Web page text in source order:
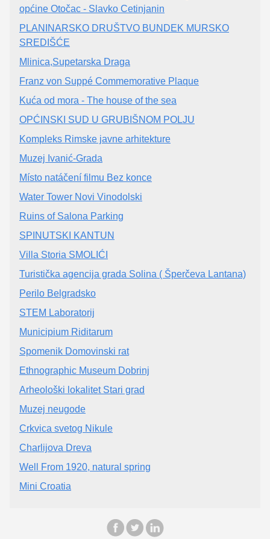
općine Otočac - Slavko Cetinjanin
PLANINARSKO DRUŠTVO BUNDEK MURSKO
SREDIŠĆE
Mlinica,Supetarska Draga
Franz von Suppé Commemorative Plaque
Kuća od mora - The house of the sea
OPĆINSKI SUD U GRUBIŠNOM POLJU
Kompleks Rimske javne arhitekture
Muzej Ivanić-Grada
Místo natáčení filmu Bez konce
Water Tower Novi Vinodolski
Ruins of Salona Parking
SPINUTSKI KANTUN
Villa Storia SMOLIĆI
Turistička agencija grada Solina ( Šperčeva Lantana)
Perilo Belgradsko
STEM Laboratorij
Municipium Riditarum
Spomenik Domovinski rat
Ethnographic Museum Dobrinj
Arheološki lokalitet Stari grad
Muzej neugode
Crkvica svetog Nikule
Charlijova Dreva
Well From 1920, natural spring
Mini Croatia